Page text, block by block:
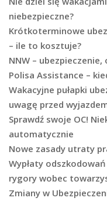
niebezpieczne?
Krótkoterminowe
– ile to kosztuje?
NNW –
Polisa Assistance –
Wakacyjne pułapki
uwagę przed
Sprawdź swoje OC!
automatycznie
Nowe zasady utraty
Wypłaty
rygory wobec
Zmiany w